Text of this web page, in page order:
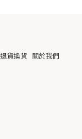
退貨換貨 關於我們